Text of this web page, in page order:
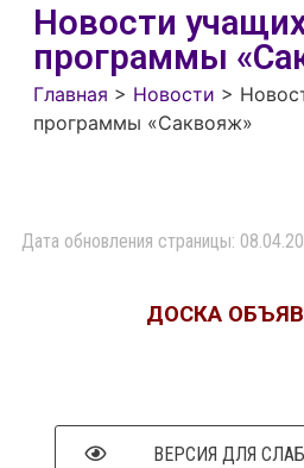
Новости
программы
Главная > Новости >
программы «Саквояж»
Дата обновления страницы:
ДОСКА
ВЕРСИЯ ДЛЯ